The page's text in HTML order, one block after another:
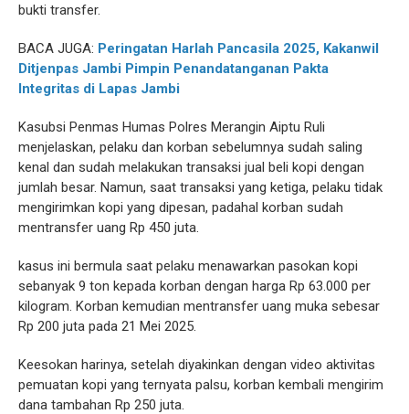
bukti transfer.
BACA JUGA: Peringatan Harlah Pancasila 2025, Kakanwil
Ditjenpas Jambi Pimpin Penandatanganan Pakta
Integritas di Lapas Jambi
Kasubsi Penmas Humas Polres Merangin Aiptu Ruli
menjelaskan, pelaku dan korban sebelumnya sudah saling
kenal dan sudah melakukan transaksi jual beli kopi dengan
jumlah besar. Namun, saat transaksi yang ketiga, pelaku tidak
mengirimkan kopi yang dipesan, padahal korban sudah
mentransfer uang Rp 450 juta.
kasus ini bermula saat pelaku menawarkan pasokan kopi
sebanyak 9 ton kepada korban dengan harga Rp 63.000 per
kilogram. Korban kemudian mentransfer uang muka sebesar
Rp 200 juta pada 21 Mei 2025.
Keesokan harinya, setelah diyakinkan dengan video aktivitas
pemuatan kopi yang ternyata palsu, korban kembali mengirim
dana tambahan Rp 250 juta.